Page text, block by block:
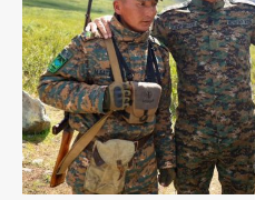
My account